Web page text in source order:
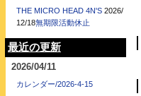
THE MICRO HEAD 4N'S 2026/
12/18無期限活動休止
最近の更新
2026/04/11
カレンダー/2026-4-15